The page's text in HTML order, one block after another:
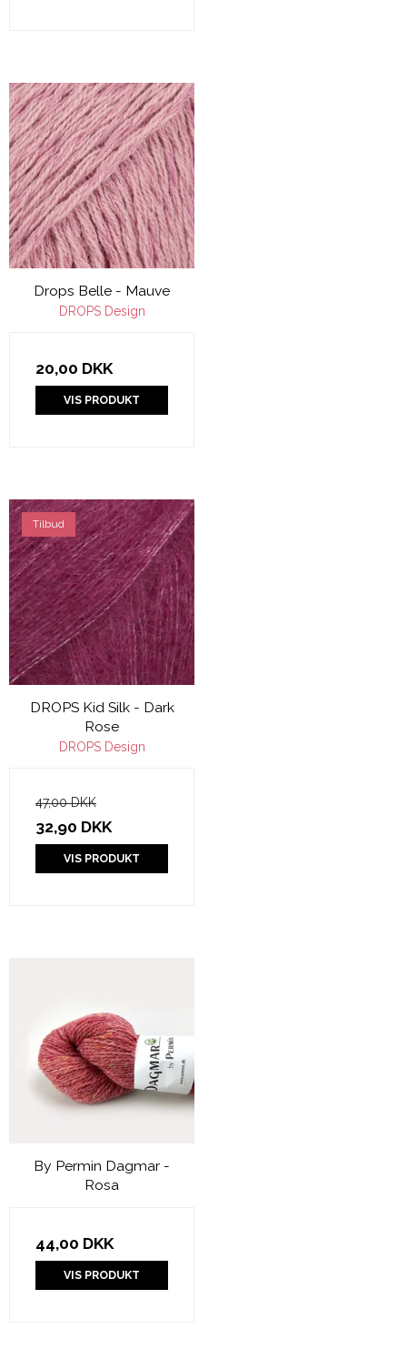
Drops Belle - Mauve
DROPS Design
20,00 DKK
VIS PRODUKT
Tilbud
DROPS Kid Silk - Dark
Rose
DROPS Design
47,00 DKK
32,90 DKK
VIS PRODUKT
By Permin Dagmar -
Rosa
44,00 DKK
VIS PRODUKT